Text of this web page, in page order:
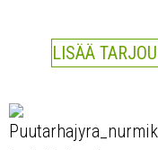
LISÄÄ